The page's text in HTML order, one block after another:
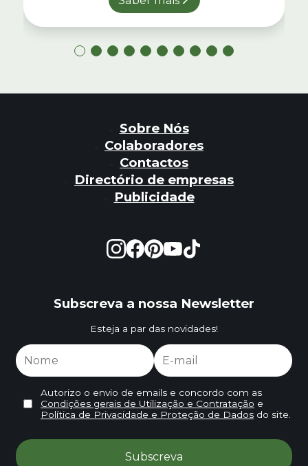
Sobre Nós
Colaboradores
Contactos
Directório de empresas
Publicidade
Subscreva a nossa Newsletter
Esteja a par das novidades!
Autorizo o envio de emails e concordo com as
Condições gerais de Utilização e Contratação e
Política de Privacidade e Proteção de Dadosdo site.